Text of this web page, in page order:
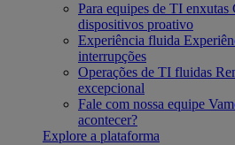
Para equipes de TI enxutas
dispositivos proativo
Experiência fluida
interrupções
Operações de TI fluidas
excepcional
Fale com nossa equipe
acontecer?
Explore a plataforma